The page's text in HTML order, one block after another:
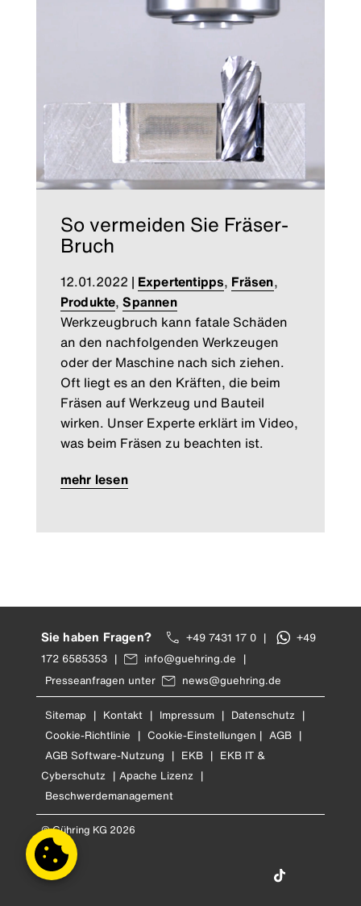
So vermeiden Sie Fräser-
Bruch
12.01.2022 | Expertentipps, Fräsen,
Produkte,Spannen
Werkzeugbruch kann fatale Schäden
an den nachfolgenden Werkzeugen
oder der Maschine nach sich ziehen.
Oft liegt es an den Kräften, die beim
Fräsen auf Werkzeug und Bauteil
wirken. Unser Experte erklärt im Video,
was beim Fräsen zu beachten ist.
mehr lesen
Sie haben Fragen? +49 7431 17 0 |
+49
172 6585353 | info@guehring.de |
Presseanfragen unter
news@guehring.de
Sitemap | Kontakt | Impressum | Datenschutz |
Cookie-Richtlinie | Cookie-Einstellungen | AGB |
AGB Software-Nutzung | EKB | EKB IT &
Cyberschutz | Apache Lizenz |
Beschwerdemanagement
© Gühring KG 2026